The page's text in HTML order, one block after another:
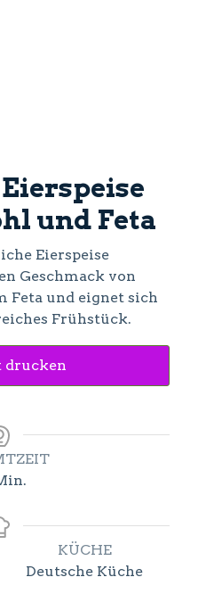
und Feta
Eierspeise
Geschmack von
und eignet sich
Frühstück.
drucken
KÜCHE
Deutsche Küche